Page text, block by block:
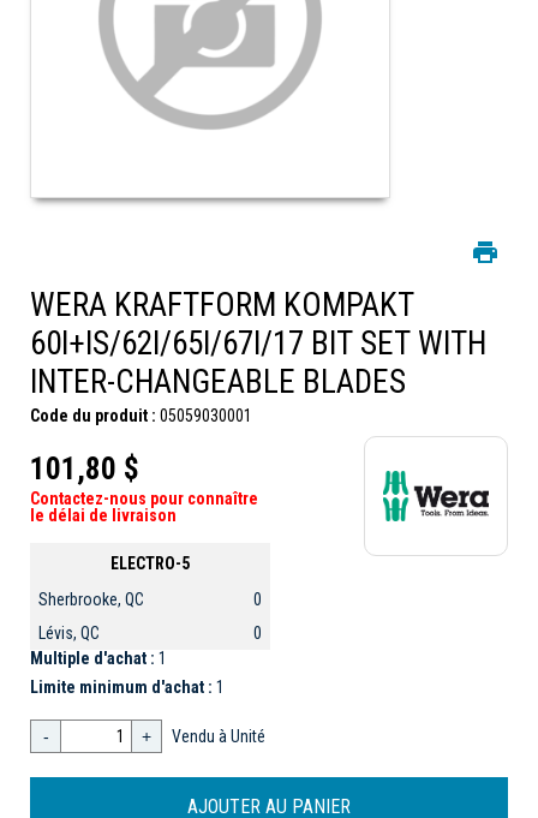
WERA KRAFTFORM KOMPAKT
60I+IS/62I/65I/67I/17 BIT SET WITH
INTER-CHANGEABLE BLADES
Code du produit : 05059030001
101,80 $
Contactez-nous pour connaître
le délai de livraison
ELECTRO-5
Sherbrooke, QC
0
Lévis, QC
0
Multiple d'achat : 1
Limite minimum d'achat : 1
- + Vendu à Unité